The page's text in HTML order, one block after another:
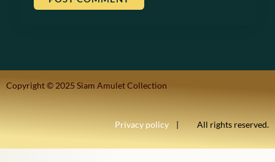
Copyright © 2025 Siam Amulet Collection
Privacy policy | All rights reserved.